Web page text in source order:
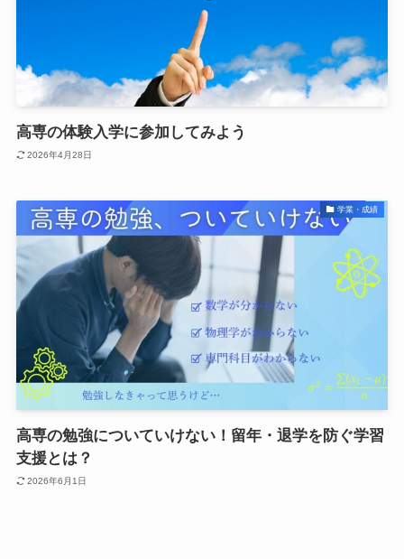
高専の体験入学に参加してみよう
2026年4月28日
学業・成績
高専の勉強についていけない！留年・退学を防ぐ学習
支援とは？
2026年6月1日